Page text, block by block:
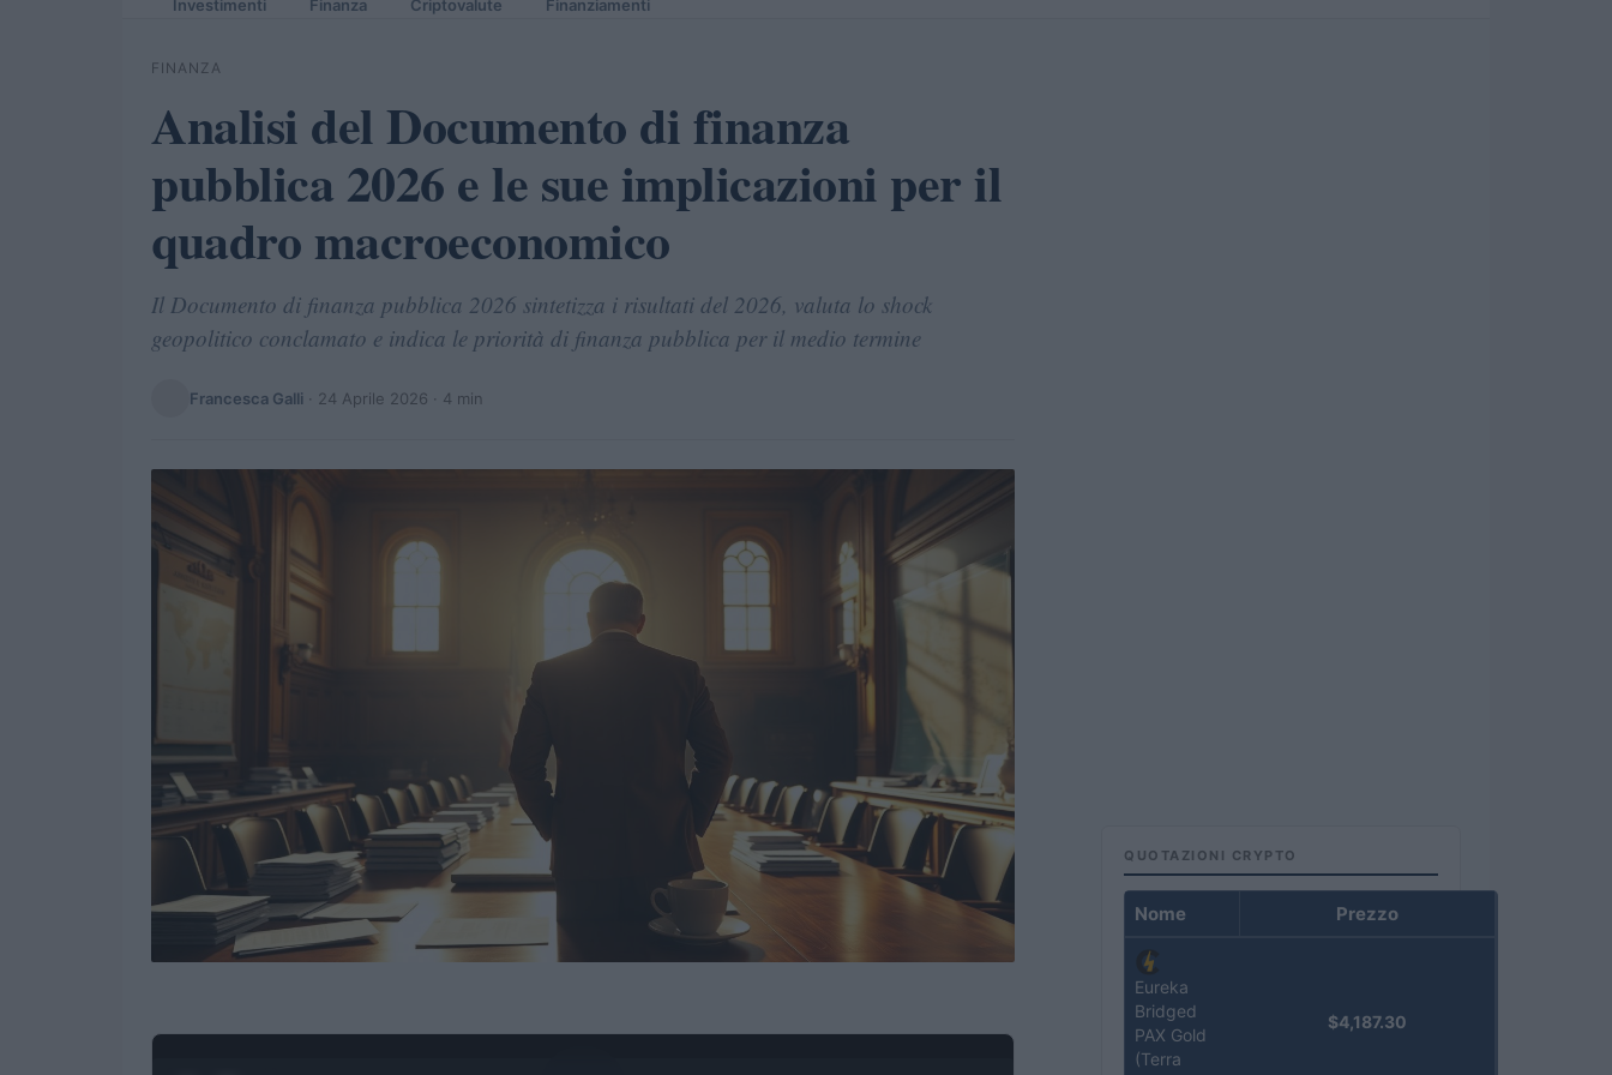
Investimenti Finanza Criptovalute Finanziamenti
FINANZA
Analisi del Documento di finanza
pubblica 2026 e le sue implicazioni per il
quadro macroeconomico
Il Documento di finanza pubblica 2026 sintetizza i risultati del 2026, valuta lo shock
geopolitico conclamato e indica le priorità di finanza pubblica per il medio termine
Francesca Galli · 24 Aprile 2026 · 4 min
QUOTAZIONI CRYPTO
Nome Prezzo
Eureka
Bridged
PAX Gold
(Terra
$4,187.30